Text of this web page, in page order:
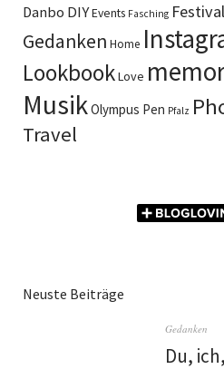
Danbo DIYEvents Fasching Festival
Gedanken Home
LookbookLove
MusikOlympus Pen Pfalz
Travel
Neuste Beiträge
Gedanken
Du,